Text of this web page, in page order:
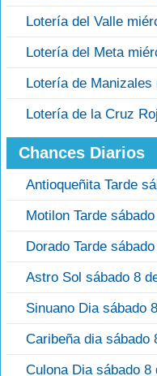
Lotería del Valle
Lotería del Meta
Lotería de
Lotería de la Cruz
Chances Diarios
Antioqueñita Tarde
Motilon Tarde
Dorado Tarde
Astro Sol sábado 8
Sinuano Dia sábado
Caribeña dia sábado
Culona Dia sábado 8